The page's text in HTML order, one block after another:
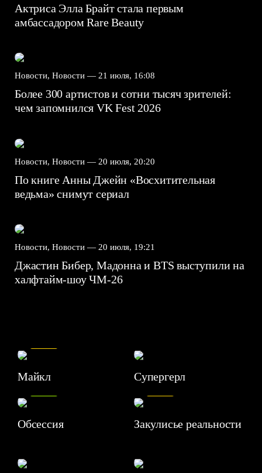
Актриса Элла Брайт стала первым
амбассадором Rare Beauty
Новости, Новости — 21 июля, 16:08
Более 300 артистов и сотни тысяч зрителей:
чем запомнился VK Fest 2026
Новости, Новости — 20 июля, 20:20
По книге Анны Джейн «Восхитительная
ведьма» снимут сериал
Новости, Новости — 20 июля, 19:21
Джастин Бибер, Мадонна и BTS выступили на
халфтайм-шоу ЧМ-26
Майкл Супергерл
Обсессия
7.1
Закулисье реальности